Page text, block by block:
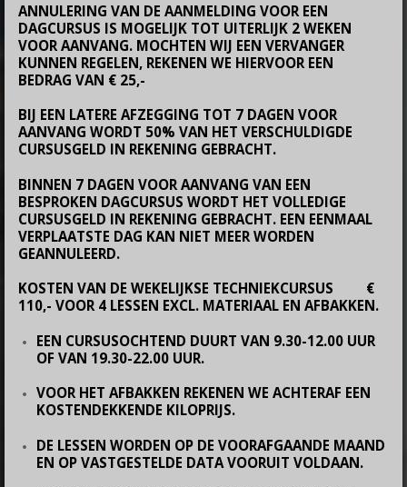
ANNULERING VAN DE AANMELDING VOOR EEN
DAGCURSUS IS MOGELIJK TOT UITERLIJK 2 WEKEN
VOOR AANVANG. MOCHTEN WIJ EEN VERVANGER
KUNNEN REGELEN, REKENEN WE HIERVOOR EEN
BEDRAG VAN € 25,-
BIJ EEN LATERE AFZEGGING TOT 7 DAGEN VOOR
AANVANG WORDT 50% VAN HET VERSCHULDIGDE
CURSUSGELD IN REKENING GEBRACHT.
BINNEN 7 DAGEN VOOR AANVANG VAN EEN
BESPROKEN DAGCURSUS WORDT HET VOLLEDIGE
CURSUSGELD IN REKENING GEBRACHT. EEN EENMAAL
VERPLAATSTE DAG KAN NIET MEER WORDEN
GEANNULEERD.
KOSTEN VAN DE WEKELIJKSE TECHNIEKCURSUS €
110,- VOOR 4 LESSEN EXCL. MATERIAAL EN AFBAKKEN.
EEN CURSUSOCHTEND DUURT VAN 9.30-12.00 UUR
OF VAN 19.30-22.00 UUR.
VOOR HET AFBAKKEN REKENEN WE ACHTERAF EEN
KOSTENDEKKENDE KILOPRIJS.
DE LESSEN WORDEN OP DE VOORAFGAANDE MAAND
EN OP VASTGESTELDE DATA VOORUIT VOLDAAN.